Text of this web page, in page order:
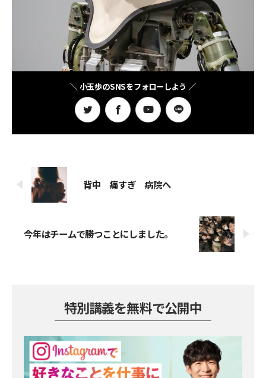
＼ 小玉歩のSNSをフォローしよう ／
背中 痛すぎ 病院へ
今年はチームで勝つことにしました。
特別講義を無料で公開中